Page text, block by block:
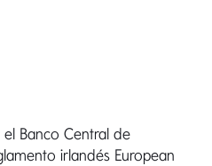
Banco Central de
irlandés European